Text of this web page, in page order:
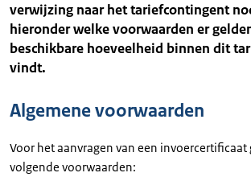
verwijzing naar het tariefcontingent
hieronder welke voorwaarden er
beschikbare hoeveelheid binnen dit
vindt.
Algemene voorwaarden
Voor het aanvragen van een invoercertificaat
volgende voorwaarden: